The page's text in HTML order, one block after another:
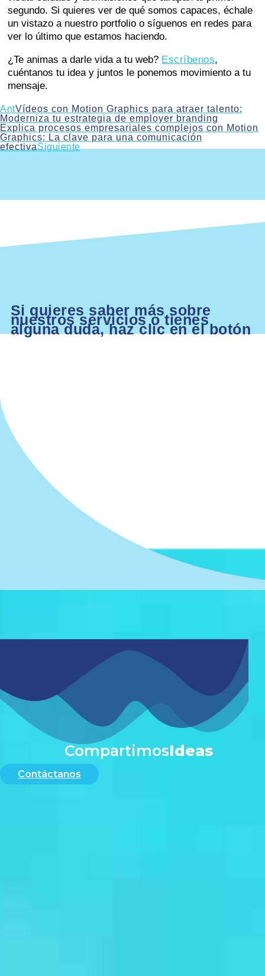
segundo. Si quieres ver de qué somos capaces, échale
un vistazo a nuestro portfolio o síguenos en redes para
ver lo último que estamos haciendo.
¿Te animas a darle vida a tu web? Escríbenos,
cuéntanos tu idea y juntos le ponemos movimiento a tu
mensaje.
AntVídeos con Motion Graphics para atraer talento:
Moderniza tu estrategia de employer branding
Explica procesos empresariales complejos con Motion
Graphics: La clave para una comunicación
efectivaSiguiente
Si quieres saber más sobre
nuestros servicios o tienes
alguna duda, haz clic en el botón
CompartimosIdeas
Contáctanos